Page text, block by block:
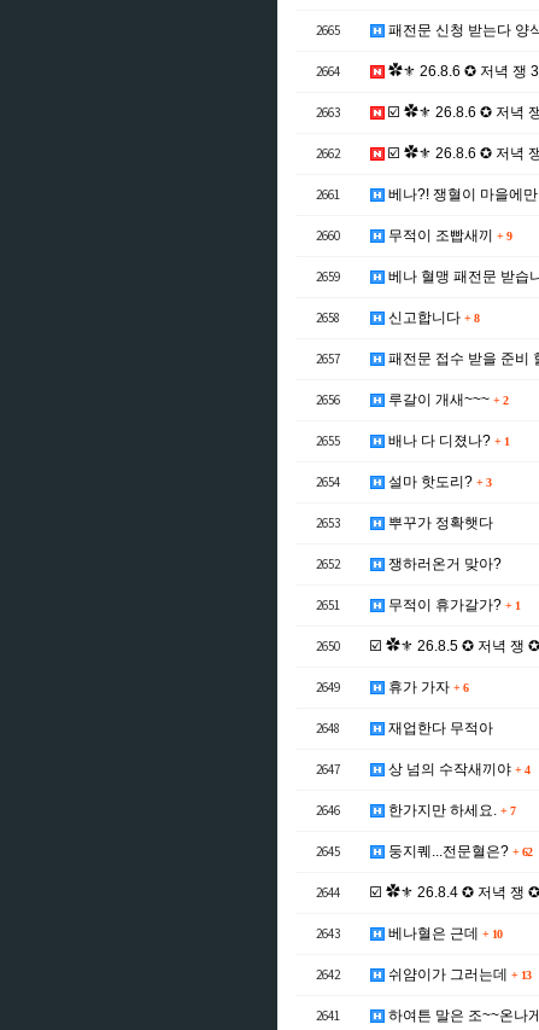
2665 패전문 신청 받는다 양
2664 ✿⚜ 26.8.6 ✪ 저녁 쟁
2663 ☑️ ✿⚜ 26.8.6 ✪ 저녁
2662 ☑️ ✿⚜ 26.8.6 ✪ 저녁
2661 베나?! 쟁혈이 마을에
2660 무적이 조빱새끼 + 9
2659 베나 혈맹 패전문 받습
2658 신고합니다 + 8
2657 패전문 접수 받을 준비
2656 루갈이 개새~~~ + 2
2655 배나 다 디졌나? + 1
2654 설마 핫도리? + 3
2653 뿌꾸가 정확햇다
2652 쟁하러온거 맞아?
2651 무적이 휴가갈가? + 1
2650 ☑️ ✿⚜ 26.8.5 ✪ 저녁 쟁
2649 휴가 가자 + 6
2648 재업한다 무적아
2647 상 넘의 수작새끼야 + 4
2646 한가지만 하세요. + 7
2645 둥지퀘...전문혈은? + 62
2644 ☑️ ✿⚜ 26.8.4 ✪ 저녁 쟁
2643 베나혈은 근데 + 10
2642 쉬얌이가 그러는데 + 13
2641 하여튼 말은 조~~온나